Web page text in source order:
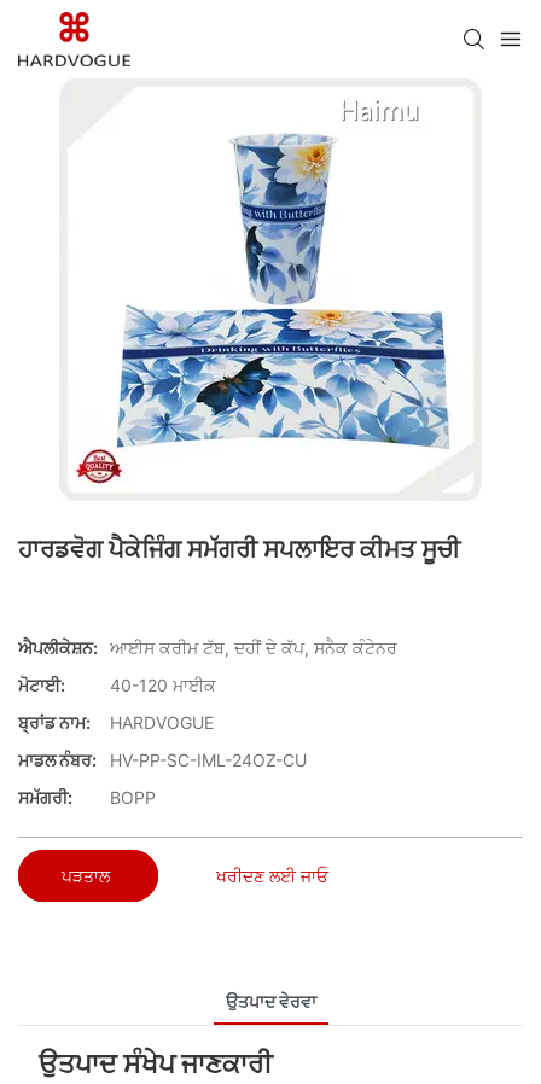
ਹਾਰਡਵੋਗ ਪੈਕੇਜਿੰਗ ਸਮੱਗਰੀ ਸਪਲਾਇਰ ਕੀਮਤ ਸੂਚੀ
ਐਪਲੀਕੇਸ਼ਨ: ਆਈਸ ਕਰੀਮ ਟੱਬ, ਦਹੀਂ ਦੇ ਕੱਪ, ਸਨੈਕ ਕੰਟੇਨਰ
ਮੋਟਾਈ:
40-120 ਮਾਈਕ
ਬ੍ਰਾਂਡ ਨਾਮ:
HARDVOGUE
ਮਾਡਲ ਨੰਬਰ:
HV-PP-SC-IML-24OZ-CU
ਸਮੱਗਰੀ:
BOPP
ਪੜਤਾਲ ਖਰੀਦਣ ਲਈ ਜਾਓ
ਉਤਪਾਦ ਵੇਰਵਾ
ਉਤਪਾਦ ਸੰਖੇਪ ਜਾਣਕਾਰੀ